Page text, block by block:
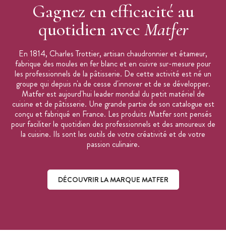
Gagnez en efficacité au
quotidien avec Matfer
En 1814, Charles Trottier, artisan chaudronnier et étameur,
fabrique des moules en fer blanc et en cuivre sur-mesure pour
les professionnels de la pâtisserie. De cette activité est né un
groupe qui depuis n'a de cesse d'innover et de se développer.
Matfer est aujourd'hui leader mondial du petit matériel de
cuisine et de pâtisserie. Une grande partie de son catalogue est
conçu et fabriqué en France. Les produits Matfer sont pensés
pour faciliter le quotidien des professionnels et des amoureux de
la cuisine. Ils sont les outils de votre créativité et de votre
passion culinaire.
DÉCOUVRIR LA MARQUE MATFER